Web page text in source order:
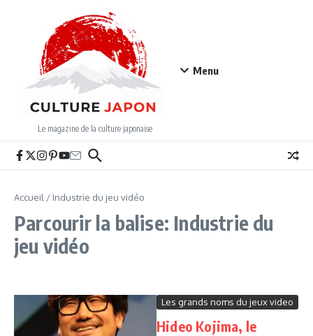
Le magazine de la culture japonaise
Menu
Accueil / Industrie du jeu vidéo
Parcourir la balise: Industrie du
jeu vidéo
Les grands noms du jeux video
Hideo Kojima, le